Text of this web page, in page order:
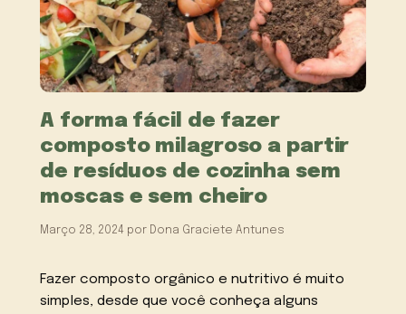
A forma fácil de fazer
composto milagroso a partir
de resíduos de cozinha sem
moscas e sem cheiro
Março 28, 2024 por Dona Graciete Antunes
Fazer composto orgânico e nutritivo é muito
simples, desde que você conheça alguns